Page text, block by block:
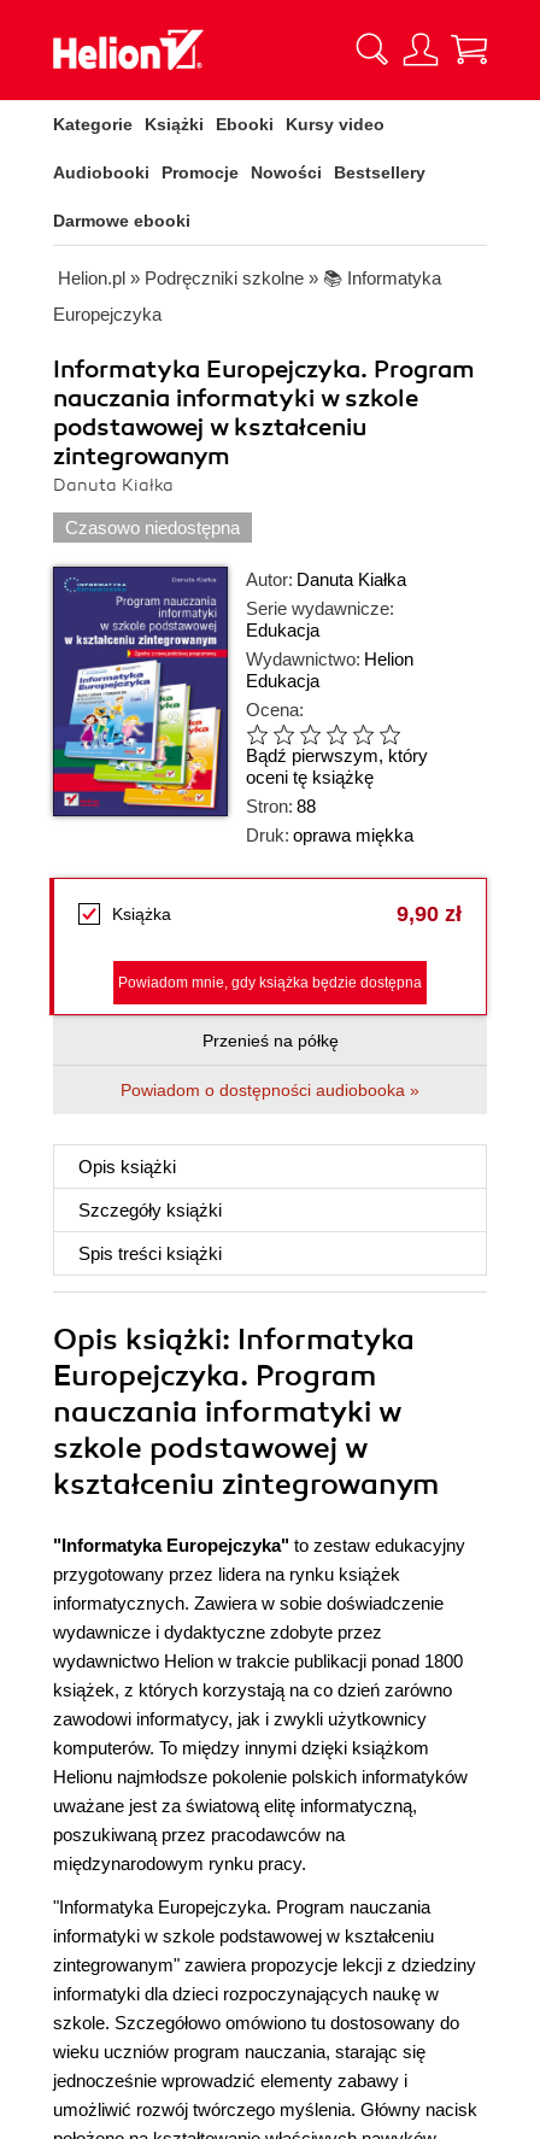
Kategorie Książki Ebooki Kursy video
Audiobooki Promocje Nowości Bestsellery
Darmowe ebooki
Helion.pl » Podręczniki szkolne » 📚 Informatyka
Europejczyka
Informatyka Europejczyka. Program
nauczania informatyki w szkole
podstawowej w kształceniu
zintegrowanym
Danuta Kiałka
Czasowo niedostępna
Autor: Danuta Kiałka
Serie wydawnicze:
Edukacja
Wydawnictwo: Helion
Edukacja
Ocena:
Bądź pierwszym, który
oceni tę książkę
Stron: 88
Druk: oprawa miękka
Książka 9,90 zł
Powiadom mnie, gdy książka będzie dostępna
Przenieś na półkę
Powiadom o dostępności audiobooka »
Opis książki
Szczegóły książki
Spis treści książki
Opis książki: Informatyka
Europejczyka. Program
nauczania informatyki w
szkole podstawowej w
kształceniu zintegrowanym
"Informatyka Europejczyka" to zestaw edukacyjny
przygotowany przez lidera na rynku książek
informatycznych. Zawiera w sobie doświadczenie
wydawnicze i dydaktyczne zdobyte przez
wydawnictwo Helion w trakcie publikacji ponad 1800
książek, z których korzystają na co dzień zarówno
zawodowi informatycy, jak i zwykli użytkownicy
komputerów. To między innymi dzięki książkom
Helionu najmłodsze pokolenie polskich informatyków
uważane jest za światową elitę informatyczną,
poszukiwaną przez pracodawców na
międzynarodowym rynku pracy.
"Informatyka Europejczyka. Program nauczania
informatyki w szkole podstawowej w kształceniu
zintegrowanym" zawiera propozycje lekcji z dziedziny
informatyki dla dzieci rozpoczynających naukę w
szkole. Szczegółowo omówiono tu dostosowany do
wieku uczniów program nauczania, starając się
jednocześnie wprowadzić elementy zabawy i
umożliwić rozwój twórczego myślenia. Główny nacisk